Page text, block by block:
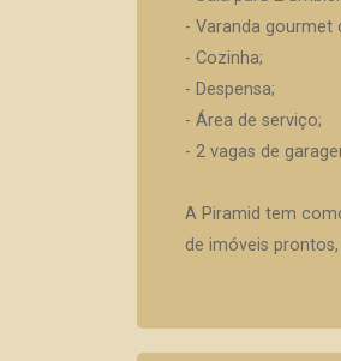
- Varanda gourmet
- Cozinha;
- Despensa;
- Área de serviço;
- 2 vagas de
A Piramid tem
de imóveis